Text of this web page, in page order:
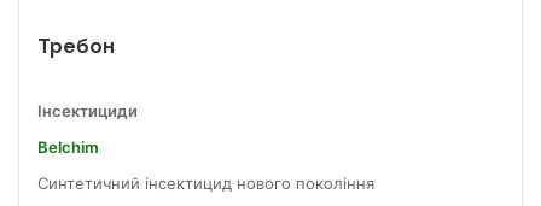
Требон
Інсектициди
Belchim
Синтетичний інсектицид нового покоління